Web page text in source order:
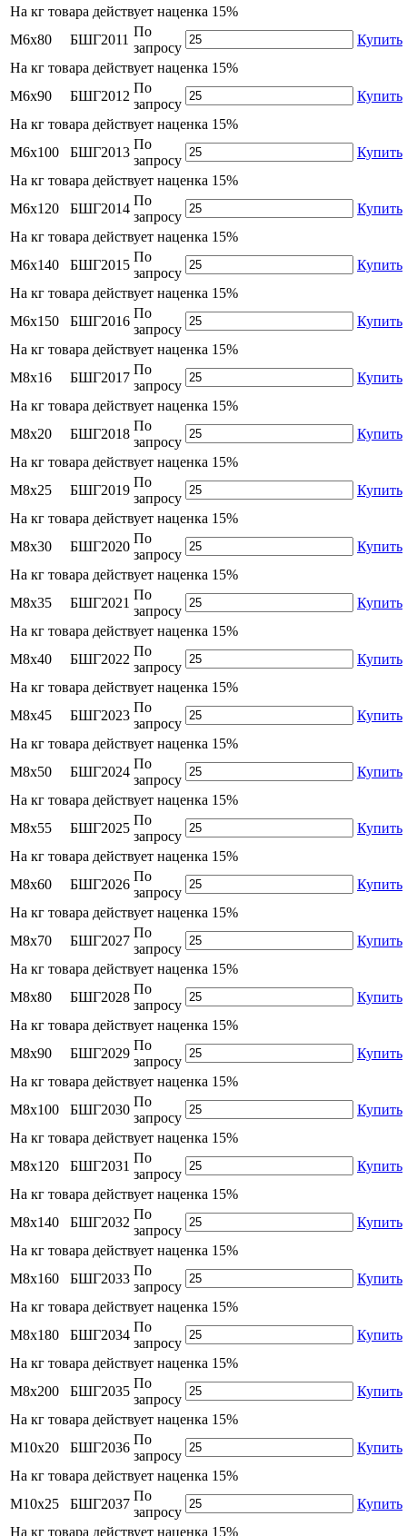
На кг товара действует наценка 15%
М6х80
БШГ2011
По
запросу
Купить
На кг товара действует наценка 15%
М6х90
БШГ2012
По
запросу
Купить
На кг товара действует наценка 15%
М6х100
БШГ2013
По
запросу
Купить
На кг товара действует наценка 15%
М6х120
БШГ2014
По
запросу
Купить
На кг товара действует наценка 15%
М6х140
БШГ2015
По
запросу
Купить
На кг товара действует наценка 15%
М6х150
БШГ2016
По
запросу
Купить
На кг товара действует наценка 15%
М8х16
БШГ2017
По
запросу
Купить
На кг товара действует наценка 15%
М8х20
БШГ2018
По
запросу
Купить
На кг товара действует наценка 15%
М8х25
БШГ2019
По
запросу
Купить
На кг товара действует наценка 15%
М8х30
БШГ2020
По
запросу
Купить
На кг товара действует наценка 15%
М8х35
БШГ2021
По
запросу
Купить
На кг товара действует наценка 15%
М8х40
БШГ2022
По
запросу
Купить
На кг товара действует наценка 15%
М8х45
БШГ2023
По
запросу
Купить
На кг товара действует наценка 15%
М8х50
БШГ2024
По
запросу
Купить
На кг товара действует наценка 15%
М8х55
БШГ2025
По
запросу
Купить
На кг товара действует наценка 15%
М8х60
БШГ2026
По
запросу
Купить
На кг товара действует наценка 15%
М8х70
БШГ2027
По
запросу
Купить
На кг товара действует наценка 15%
М8х80
БШГ2028
По
запросу
Купить
На кг товара действует наценка 15%
М8х90
БШГ2029
По
запросу
Купить
На кг товара действует наценка 15%
М8х100
БШГ2030
По
запросу
Купить
На кг товара действует наценка 15%
М8х120
БШГ2031
По
запросу
Купить
На кг товара действует наценка 15%
М8х140
БШГ2032
По
запросу
Купить
На кг товара действует наценка 15%
М8х160
БШГ2033
По
запросу
Купить
На кг товара действует наценка 15%
М8х180
БШГ2034
По
запросу
Купить
На кг товара действует наценка 15%
М8х200
БШГ2035
По
запросу
Купить
На кг товара действует наценка 15%
М10х20
БШГ2036
По
запросу
Купить
На кг товара действует наценка 15%
М10х25
БШГ2037
По
запросу
Купить
На кг товара действует наценка 15%